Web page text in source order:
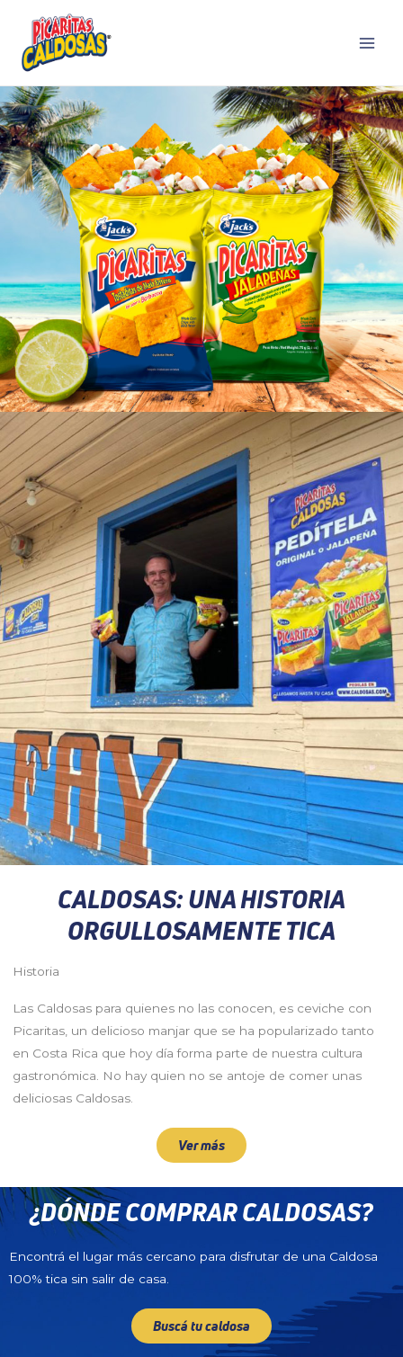
CALDOSAS: UNA HISTORIA
ORGULLOSAMENTE TICA
Historia
Las Caldosas para quienes no las conocen, es ceviche con
Picaritas, un delicioso manjar que se ha popularizado tanto
en Costa Rica que hoy día forma parte de nuestra cultura
gastronómica. No hay quien no se antoje de comer unas
deliciosas Caldosas.
Ver más
¿DÓNDE COMPRAR CALDOSAS?
Encontrá el lugar más cercano para disfrutar de una Caldosa
100% tica sin salir de casa.
Buscá tu caldosa